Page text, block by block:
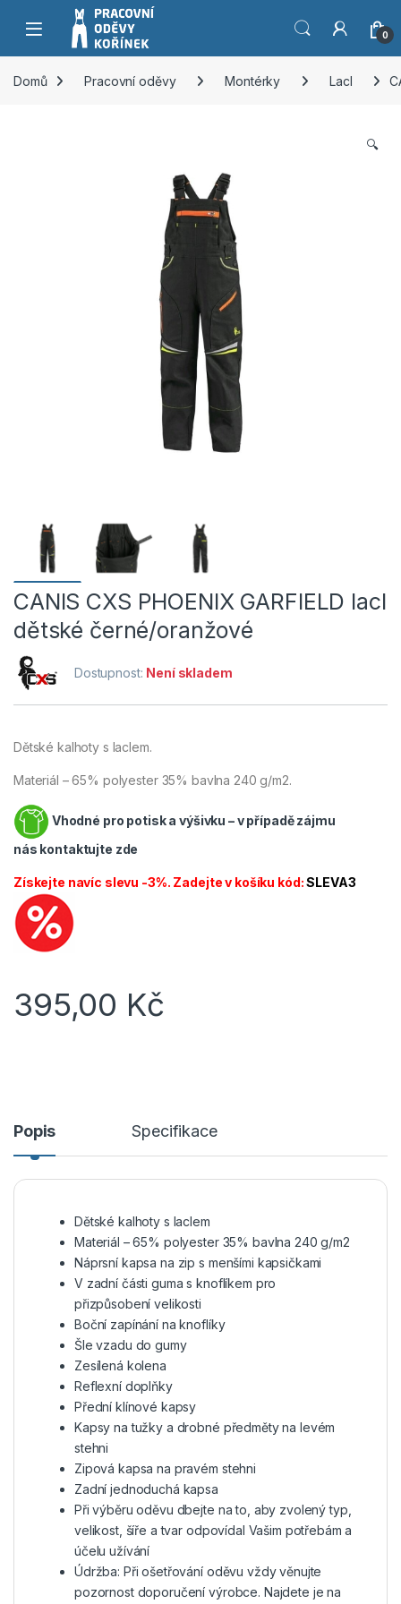
Přeskočit na navigaci
Přeskočit na obsah
0
Domů Pracovní oděvy Montérky Lacl
🔍
CANIS CXS PHOENIX GARFIELD lacl
dětské černé/oranžové
Dostupnost: Není skladem
Dětské kalhoty s laclem.
Materiál – 65% polyester 35% bavlna 240 g/m2.
Vhodné pro potisk a výšivku – v případě zájmu
nás kontaktujte zde
Získejte navíc slevu -3%. Zadejte v košíku kód:SLEVA3
395,00 Kč
Popis Specifikace
Dětské kalhoty s laclem
Materiál – 65% polyester 35% bavlna 240 g/m2
Náprsní kapsa na zip s menšími kapsičkami
V zadní části guma s knoflíkem pro
přizpůsobení velikosti
Boční zapínání na knoflíky
Šle vzadu do gumy
Zesílená kolena
Reflexní doplňky
Přední klínové kapsy
Kapsy na tužky a drobné předměty na levém
stehni
Zipová kapsa na pravém stehni
Zadní jednoduchá kapsa
Při výběru oděvu dbejte na to, aby zvolený typ,
velikost, šíře a tvar odpovídal Vašim potřebám a
účelu užívání
Údržba: Při ošetřování oděvu vždy věnujte
pozornost doporučení výrobce. Najdete je na